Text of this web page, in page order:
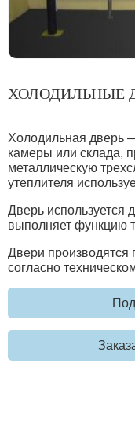
ХОЛОДИЛЬНЫЕ
Холодильная дверь
камеры или склада,
металлическую
утеплителя
Дверь используется
выполняет функцию
Двери производятся
согласно